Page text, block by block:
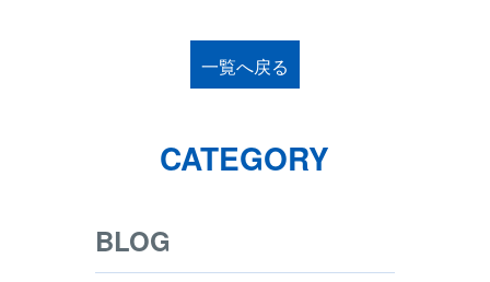
一覧へ戻る
CATEGORY
BLOG